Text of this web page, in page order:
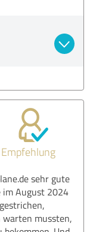
Empfehlung
sehr gute
August 2024
mussten,